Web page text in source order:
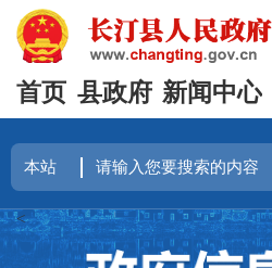
首页 县政府 新闻中心
<